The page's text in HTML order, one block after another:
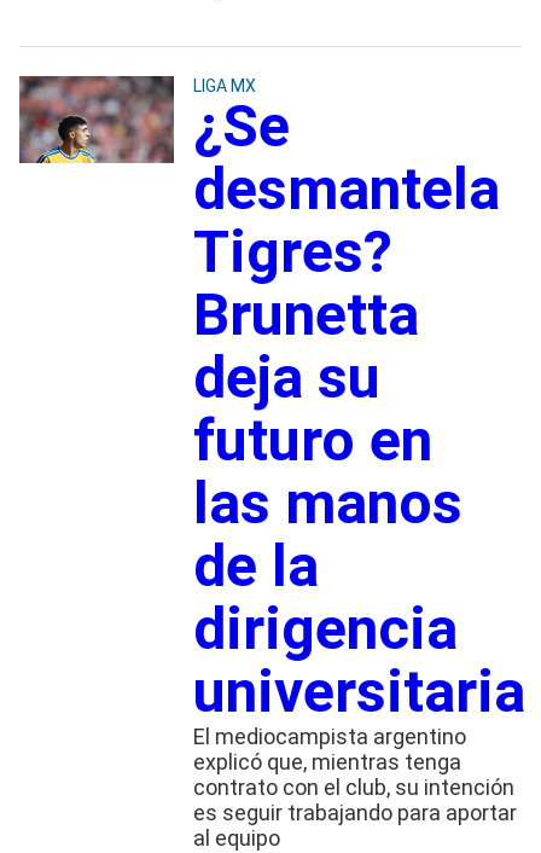
LIGA MX
¿Se
desmantela
Tigres?
Brunetta
deja su
futuro en
las manos
de la
dirigencia
universitaria
El mediocampista argentino
explicó que, mientras tenga
contrato con el club, su intención
es seguir trabajando para aportar
al equipo